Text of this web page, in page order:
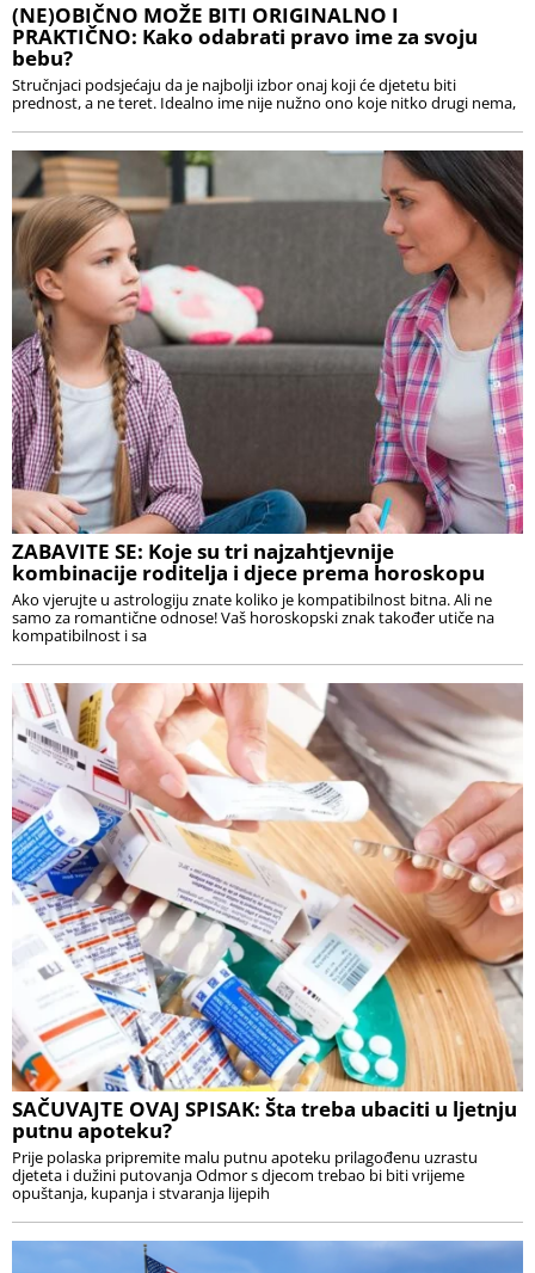
(NE)OBIČNO MOŽE BITI ORIGINALNO I
PRAKTIČNO: Kako odabrati pravo ime za svoju
bebu?
Stručnjaci podsjećaju da je najbolji izbor onaj koji će djetetu biti
prednost, a ne teret. Idealno ime nije nužno ono koje nitko drugi nema,
ZABAVITE SE: Koje su tri najzahtjevnije
kombinacije roditelja i djece prema horoskopu
Ako vjerujte u astrologiju znate koliko je kompatibilnost bitna. Ali ne
samo za romantične odnose! Vaš horoskopski znak također utiče na
kompatibilnost i sa
SAČUVAJTE OVAJ SPISAK: Šta treba ubaciti u ljetnju
putnu apoteku?
Prije polaska pripremite malu putnu apoteku prilagođenu uzrastu
djeteta i dužini putovanja Odmor s djecom trebao bi biti vrijeme
opuštanja, kupanja i stvaranja lijepih